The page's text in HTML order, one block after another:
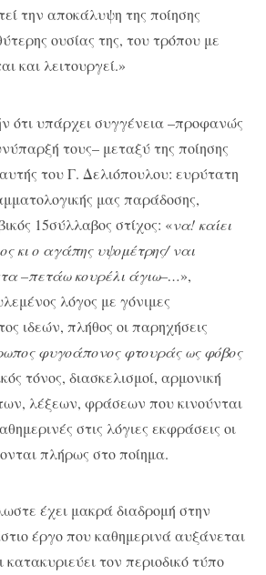
την αποκάλυψη της ποίησης
ουσίας της, του τρόπου με
και λειτουργεί.»
ότι υπάρχει συγγένεια –προφανώς
τους– μεταξύ της ποίησης
του Γ. Δελιόπουλου: ευρύτατη
μας παράδοσης,
15σύλλαβος στίχος: «να! καίει
κι ο αγάπης υψομέτρης/ ναι
–πετάω κουρέλι άγιω–…»,
λόγος με γόνιμες
ιδεών, πλήθος οι παρηχήσεις
φυγοάπονος φτουράς ως φόβος
τόνος, διασκελισμοί, αρμονική
λέξεων, φράσεων που κινούνται
στις λόγιες εκφράσεις οι
πλήρως στο ποίημα.
έχει μακρά διαδρομή στην
έργο που καθημερινά αυξάνεται
κατακυριεύει τον περιοδικό τύπο